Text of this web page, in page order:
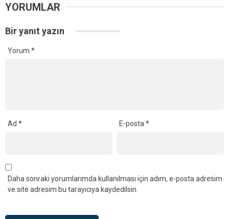
YORUMLAR
Bir yanıt yazın
Yorum *
Ad * E-posta*
Daha sonraki yorumlarımda kullanılması için adım, e-posta adresim
ve site adresim bu tarayıcıya kaydedilsin.